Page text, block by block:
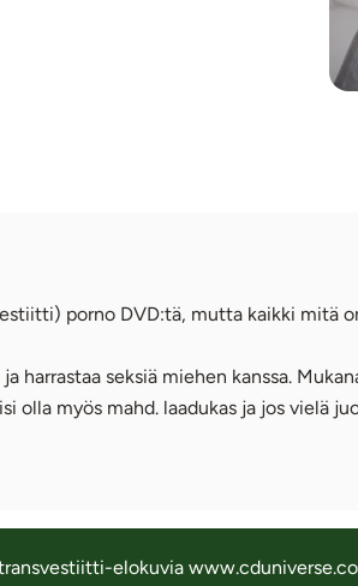
porno DVD:tä, mutta kaikki mitä
harrastaa seksiä miehen kanssa.
olla myös mahd. laadukas ja jos vielä
elokuvia